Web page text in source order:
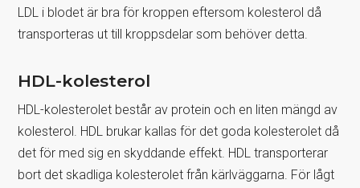
LDL i blodet är bra för kroppen eftersom kolesterol då
transporteras ut till kroppsdelar som behöver detta.
HDL-kolesterol
HDL-kolesterolet består av protein och en liten mängd av
kolesterol. HDL brukar kallas för det goda kolesterolet då
det för med sig en skyddande effekt. HDL transporterar
bort det skadliga kolesterolet från kärlväggarna. För lågt